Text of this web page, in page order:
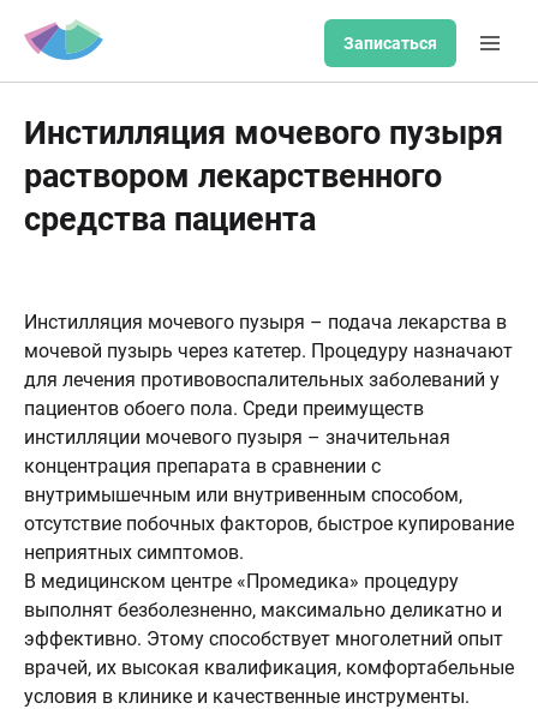
Записаться
Инстилляция мочевого пузыря
раствором лекарственного
средства пациента
Инстилляция мочевого пузыря – подача лекарства в
мочевой пузырь через катетер. Процедуру назначают
для лечения противовоспалительных заболеваний у
пациентов обоего пола. Среди преимуществ
инстилляции мочевого пузыря – значительная
концентрация препарата в сравнении с
внутримышечным или внутривенным способом,
отсутствие побочных факторов, быстрое купирование
неприятных симптомов.
В медицинском центре «Промедика» процедуру
выполнят безболезненно, максимально деликатно и
эффективно. Этому способствует многолетний опыт
врачей, их высокая квалификация, комфортабельные
условия в клинике и качественные инструменты.